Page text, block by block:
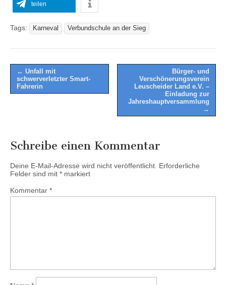
teilen
Tags: Karneval Verbundschule an der Sieg
Post
navigation
← Unfall mit
schwerverletzter Smart-
Fahrerin
Bürger- und
Verschönerungsverein
Leuscheider Land e.V. –
Einladung zur
Jahreshauptversammlung
→
Schreibe einen Kommentar
Deine E-Mail-Adresse wird nicht veröffentlicht. Erforderliche
Felder sind mit * markiert
Kommentar *